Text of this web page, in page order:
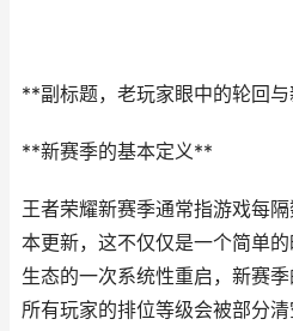
**副标题，老玩家眼中的轮回
**新赛季的基本定义**
王者荣耀新赛季通常指游戏每
本更新，这不仅仅是一个简单
生态的一次系统性重启，新赛季
所有玩家的排位等级会被部分